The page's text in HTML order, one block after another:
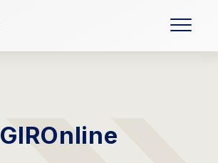
GIROnline